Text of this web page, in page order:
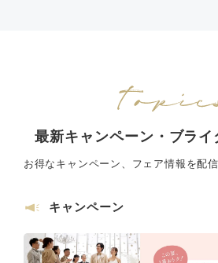
最新キャンペーン・ブライ
お得なキャンペーン、フェア情報を配信
キャンペーン